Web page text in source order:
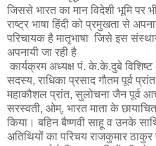
जिससे भारत का मान विदेशी भूमि पर
राष्ट्र भाषा हिंदी को प्रमुखता से
परिचायक है मातृभाषा जिसे इस
अपनायी जा रही है
कार्यक्रम अध्यक्ष पं. के.के.दुबे विशिष्ट
सदस्य, राधिका प्रसाद गौतम पूर्व
महाकौशल प्रांत, सुलोचना जैन पूर्व
सरस्वती, ओम्, भारत माता के
किया। बहिन बैष्णवी साहू व उनके
अतिथियों का परिचय राजकुमार ठाकुर